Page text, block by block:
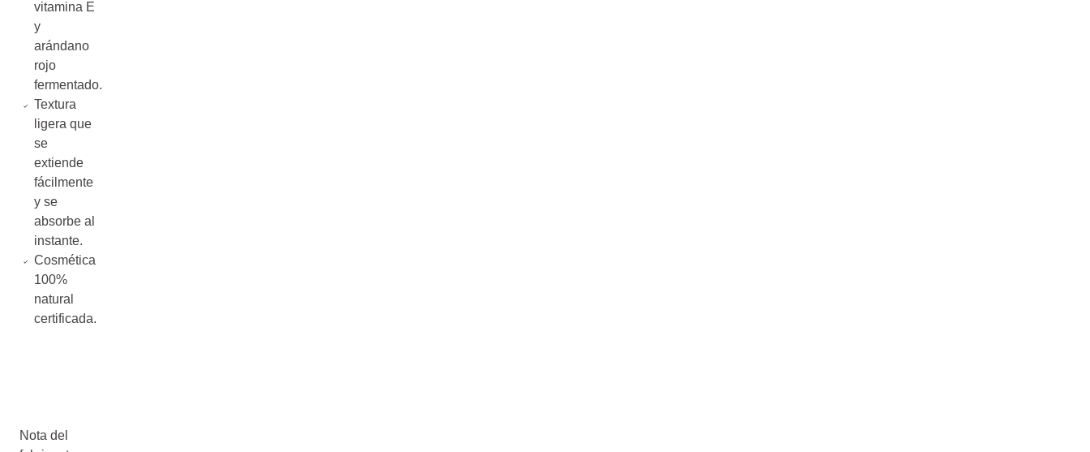
vitamina E
y
arándano
rojo
fermentado.
Textura
ligera que
se
extiende
fácilmente
y se
absorbe al
instante.
Cosmética
100%
natural
certificada.
Nota del